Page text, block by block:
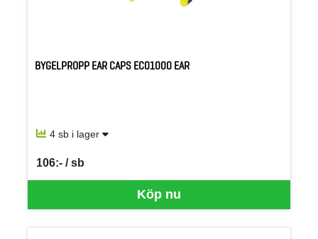
BYGELPROPP EAR CAPS EC01000 EAR
4 sb i lager
Köp nu
106:- / sb
SEK per SB